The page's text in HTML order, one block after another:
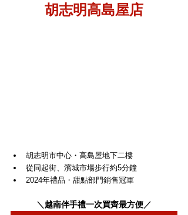
胡志明高島屋店
胡志明市中心・高島屋地下二樓
從同起街、濱城市場步行約5分鐘
2024年禮品・甜點部門銷售冠軍
＼越南伴手禮一次買齊最方便／